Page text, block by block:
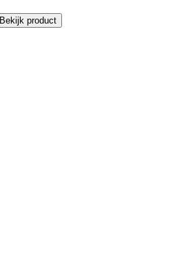
Bekijk product